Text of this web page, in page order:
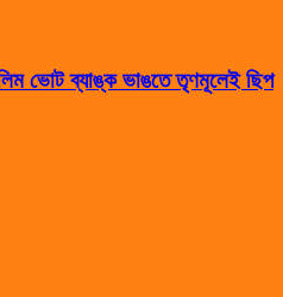
ভোট ব্যাঙ্ক ভাঙতে তৃণমূলেই ছিপ